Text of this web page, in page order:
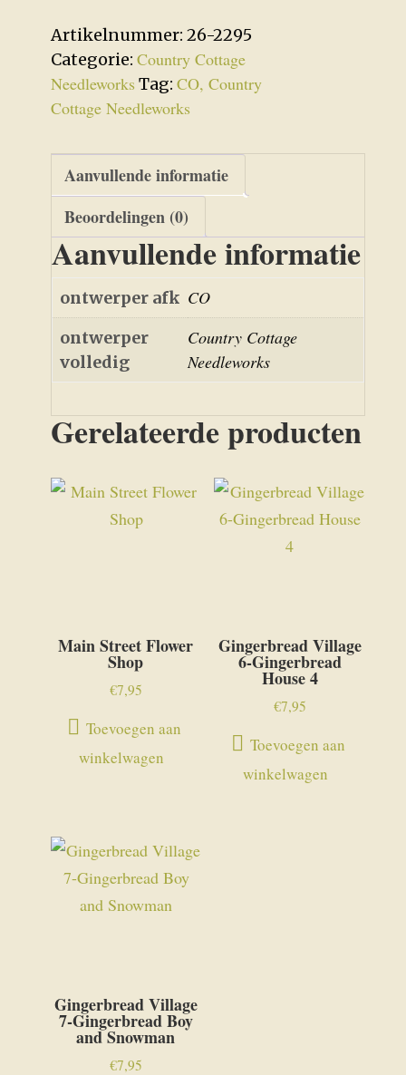
Cranberry
Stand
aantal
Artikelnummer: 26-2295
Categorie: Country Cottage
Needleworks Tag: CO, Country
Cottage Needleworks
Aanvullende informatie
Beoordelingen (0)
Aanvullende informatie
ontwerper afk CO
ontwerper
volledig
Country Cottage
Needleworks
Gerelateerde producten
Main Street Flower
Shop
€7,95
Toevoegen aan
winkelwagen
Gingerbread Village
6-Gingerbread
House 4
€7,95
Toevoegen aan
winkelwagen
Gingerbread Village
7-Gingerbread Boy
and Snowman
€7,95